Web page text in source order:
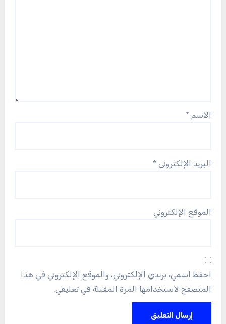
الاسم *
البريد الإلكتروني *
الموقع الإلكتروني
احفظ اسمي، بريدي الإلكتروني، والموقع الإلكتروني في هذا
المتصفح لاستخدامها المرة المقبلة في تعليقي.